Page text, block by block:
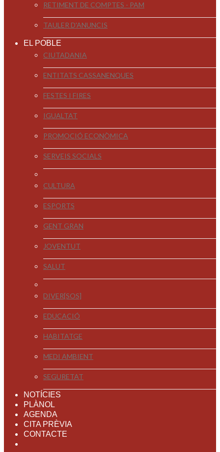
RETIMENT DE COMPTES - PAM
TAULER D'ANUNCIS
EL POBLE
CIUTADANIA
ENTITATS CASSANENQUES
FESTES I FIRES
IGUALTAT
PROMOCIÓ ECONÒMICA
SERVEIS SOCIALS
CULTURA
ESPORTS
GENT GRAN
JOVENTUT
SALUT
DIVER[SOS]
EDUCACIÓ
HABITATGE
MEDI AMBIENT
SEGURETAT
NOTÍCIES
PLÀNOL
AGENDA
CITA PRÈVIA
CONTACTE